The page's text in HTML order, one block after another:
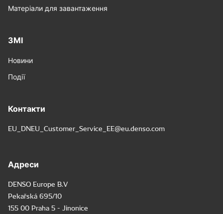
Матеріали для завантаження
ЗМІ
Новини
Події
Контакти
EU_DNEU_Customer_Service_EE@eu.denso.com
Адреси
DENSO Europe B.V
Pekařská 695/10
155 00 Praha 5 - Jinonice